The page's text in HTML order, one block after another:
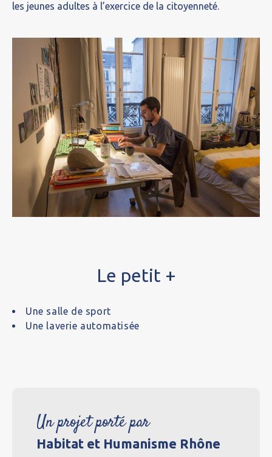
les jeunes adultes à l’exercice de la citoyenneté.
Le petit +
Une salle de sport
Une laverie automatisée
Un projet porté par
Habitat et Humanisme Rhône